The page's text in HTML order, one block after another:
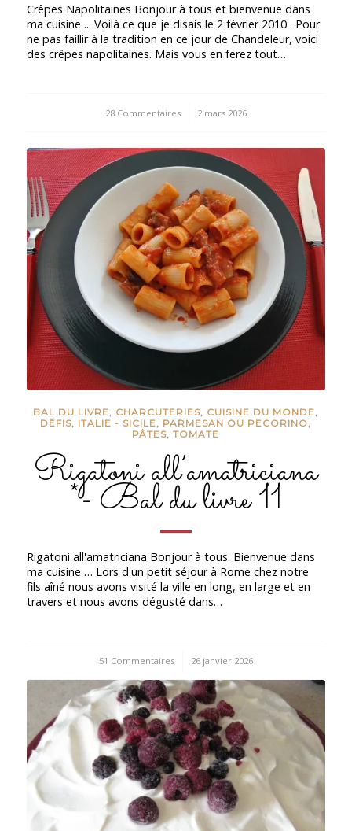
Crêpes Napolitaines Bonjour à tous et bienvenue dans
ma cuisine ... Voilà ce que je disais le 2 février 2010 . Pour
ne pas faillir à la tradition en ce jour de Chandeleur, voici
des crêpes napolitaines. Mais vous en ferez tout…
28 Commentaires
/ 2 mars 2026
BAL DU LIVRE, CHARCUTERIES, CUISINE DU MONDE,
DÉFIS, ITALIE - SICILE, PARMESAN OU PECORINO,
PÂTES,TOMATE
Rigatoni all’amatriciana
*- Bal du livre 11
Rigatoni all'amatriciana Bonjour à tous. Bienvenue dans
ma cuisine … Lors d'un petit séjour à Rome chez notre
fils aîné nous avons visité la ville en long, en large et en
travers et nous avons dégusté dans…
51 Commentaires
/ 26 janvier 2026